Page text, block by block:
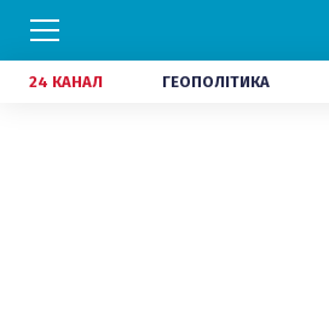
24 КАНАЛ ГЕОПОЛІТИКА